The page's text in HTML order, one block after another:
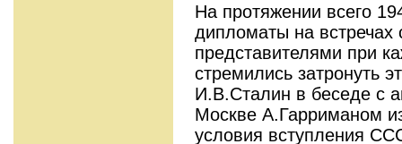
На протяжении всего
дипломаты на встречах
представителями при
стремились затронуть
И.В.Сталин в беседе с
Москве А.Гарриманом
условия вступления